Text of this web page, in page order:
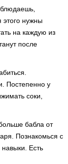
нужны
на каждую из
после
Постепенно у
соки,
бабла от
Познакомься с
Есть